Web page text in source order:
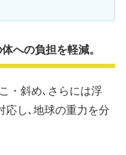
への負担を軽減。
・斜め､さらには浮
応し､地球の重力を分